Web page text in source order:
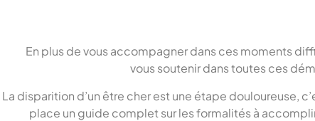
En plus de vous accompagner dans ces moments
vous soutenir dans toutes ces
La disparition d’un être cher est une étape douloureuse,
place un guide complet sur les formalités à